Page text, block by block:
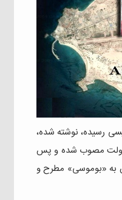
رسیده، نوشته شده،
۶۱ در هیات دولت مصوب شده و پس
به «بوموسی» مطرح و‌